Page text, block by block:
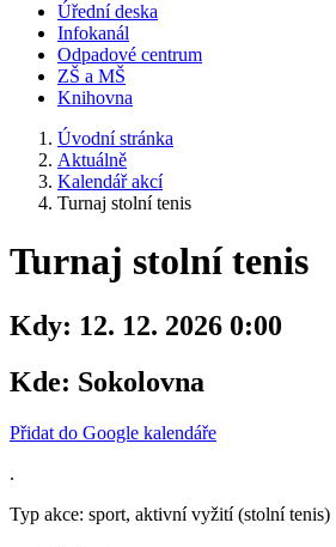
Úřední deska
Infokanál
Odpadové centrum
ZŠ a MŠ
Knihovna
Úvodní stránka
Aktuálně
Kalendář akcí
Turnaj stolní tenis
Turnaj stolní tenis
Kdy: 12. 12. 2026 0:00
Kde: Sokolovna
Přidat do Google kalendáře
.
Typ akce: sport, aktivní vyžití (stolní tenis)